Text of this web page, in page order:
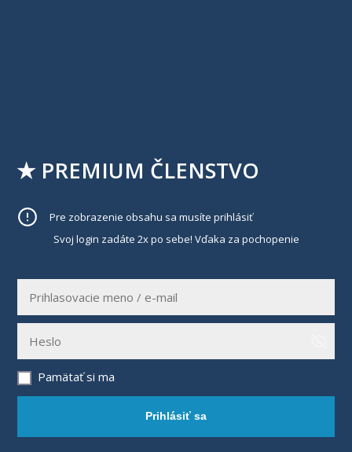
★ PREMIUM ČLENSTVO
Pre zobrazenie obsahu sa musíte prihlásiť
Svoj login zadáte 2x po sebe! Vďaka za pochopenie
Pamätať si ma
Prihlásiť sa